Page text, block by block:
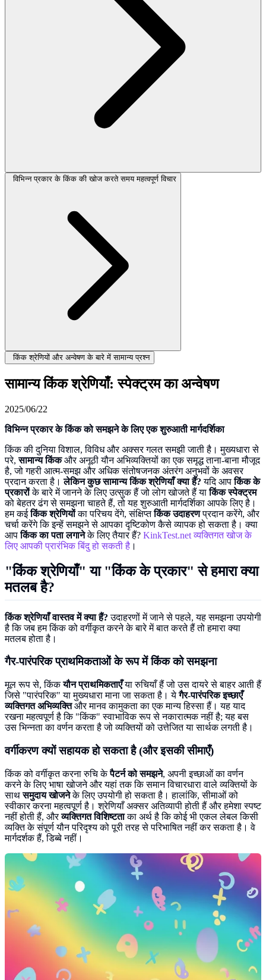
विभिन्न प्रकार के किंक की खोज करते समय महत्वपूर्ण विचार
किंक श्रेणियों और अन्वेषण के बारे में सामान्य प्रश्न
सामान्य किंक श्रेणियाँ: स्पेक्ट्रम का अन्वेषण
2025/06/22
विभिन्न प्रकार के किंक को समझने के लिए एक शुरुआती मार्गदर्शिका
किंक की दुनिया विशाल, विविध और अक्सर गलत समझी जाती है। मुख्यधारा से
परे,सामान्य किंकऔर अनूठी यौन अभिव्यक्तियों का एक समृद्ध ताना-बाना मौजूद
है, जो गहरी आत्म-समझ और अधिक संतोषजनक अंतरंग अनुभवों के अवसर
प्रदान करता है।लेकिन कुछ सामान्य किंक श्रेणियाँ क्या हैं? यदि आपकिंक के
प्रकारोंके बारे में जानने के लिए उत्सुक हैं जो लोग खोजते हैं याकिंक स्पेक्ट्रम
को बेहतर ढंग से समझना चाहते हैं, तो यह शुरुआती मार्गदर्शिका आपके लिए है।
हम कईकिंक श्रेणियोंका परिचय देंगे, संक्षिप्तकिंक उदाहरणप्रदान करेंगे, और
चर्चा करेंगे कि इन्हें समझने से आपका दृष्टिकोण कैसे व्यापक हो सकता है। क्या
आपकिंक का पता लगानेके लिए तैयार हैं? KinkTest.net व्यक्तिगत खोज के
लिए आपकी प्रारंभिक बिंदु हो सकती है ।
"किंक श्रेणियाँ" या "किंक के प्रकार" से हमारा क्या
मतलब है?
किंक श्रेणियाँ वास्तव में क्या हैं? उदाहरणों में जाने से पहले, यह समझना उपयोगी
है कि जब हम किंक को वर्गीकृत करने के बारे में बात करते हैं तो हमारा क्या
मतलब होता है।
गैर-पारंपरिक प्राथमिकताओं के रूप में किंक को समझना
मूल रूप से, किंकयौन प्राथमिकताएँया रुचियाँ हैं जो उस दायरे से बाहर आती हैं
जिसे "पारंपरिक" या मुख्यधारा माना जा सकता है। येगैर-पारंपरिक इच्छाएँ
व्यक्तिगत अभिव्यक्तिऔर मानव कामुकता का एक मान्य हिस्सा हैं। यह याद
रखना महत्वपूर्ण है कि "किंक" स्वाभाविक रूप से नकारात्मक नहीं है; यह बस
उस भिन्नता का वर्णन करता है जो व्यक्तियों को उत्तेजित या सार्थक लगती है।
वर्गीकरण क्यों सहायक हो सकता है (और इसकी सीमाएँ)
किंक को वर्गीकृत करना रुचि केपैटर्न को समझने, अपनी इच्छाओं का वर्णन
करने के लिए भाषा खोजने और यहां तक कि समान विचारधारा वाले व्यक्तियों के
साथसमुदाय खोजनेके लिए उपयोगी हो सकता है। हालांकि, सीमाओं को
स्वीकार करना महत्वपूर्ण है। श्रेणियाँ अक्सर अतिव्यापी होती हैं और हमेशा स्पष्ट
नहीं होती हैं, औरव्यक्तिगत विशिष्टताका अर्थ है कि कोई भी एकल लेबल किसी
व्यक्ति के संपूर्ण यौन परिदृश्य को पूरी तरह से परिभाषित नहीं कर सकता है। वे
मार्गदर्शक हैं, डिब्बे नहीं।